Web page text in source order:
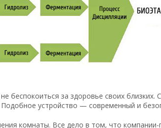
беспокоиться за здоровье своих близких.
устройство — современный и
комнаты. Все дело в том, что